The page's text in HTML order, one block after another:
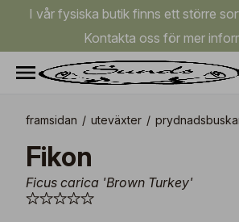
I vår fysiska butik finns ett större
Kontakta oss för mer
framsidan / uteväxter /
Fikon
Ficus carica 'Brown Turkey'